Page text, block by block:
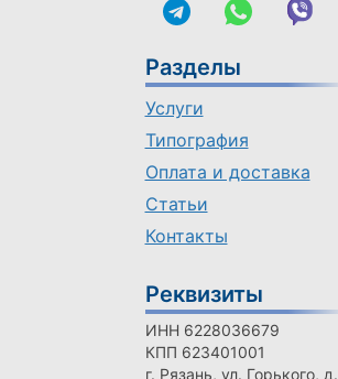
Разделы
Услуги
Типография
Оплата и доставка
Статьи
Контакты
Реквизиты
ИНН 6228036679
КПП 623401001
г. Рязань, ул. Горького, д.